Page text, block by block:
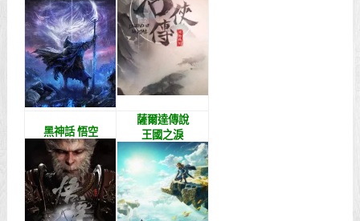
黑神話 悟空
薩爾達傳說
王國之淚